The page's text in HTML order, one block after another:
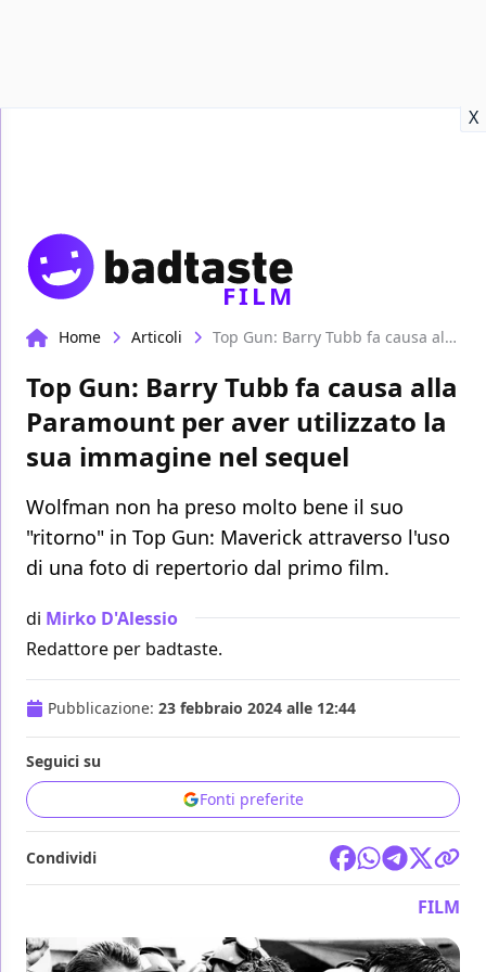
X
FILM
Home Articoli Top Gun: Barry Tubb fa causa alla Paramount per aver utilizzato la sua immagine nel sequel
Top Gun: Barry Tubb fa causa alla
Paramount per aver utilizzato la
sua immagine nel sequel
Wolfman non ha preso molto bene il suo
"ritorno" in Top Gun: Maverick attraverso l'uso
di una foto di repertorio dal primo film.
di Mirko D'Alessio
Redattore per badtaste.
Pubblicazione: 23 febbraio 2024 alle 12:44
Seguici su
Fonti preferite
Condividi
FILM